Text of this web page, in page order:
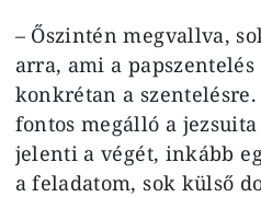
– Őszintén megvallva,
arra, ami a
konkrétan a
fontos megálló a
jelenti a végét, inkább
a feladatom, sok külső